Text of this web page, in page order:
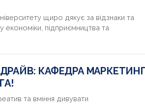
щиро дякує за відзнаки та
економіки, підприємництва та
КАФЕДРА
та вміння дивувати